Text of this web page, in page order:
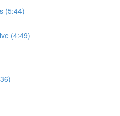
(5:44)
(4:49)